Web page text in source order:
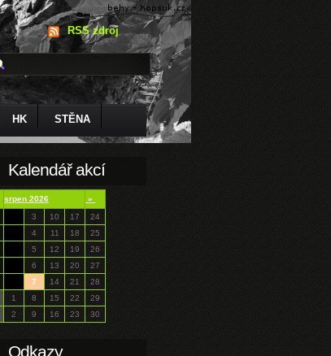
RSS zdroj
HK STĚNA
Kalendář akcí
srpen 2026
»
3 10 17
24
4 11 18
25
5 12 19
26
6 13 20
27
7 14 21
28
1 8 15 22
29
2 9 16 23 30
Odkazy